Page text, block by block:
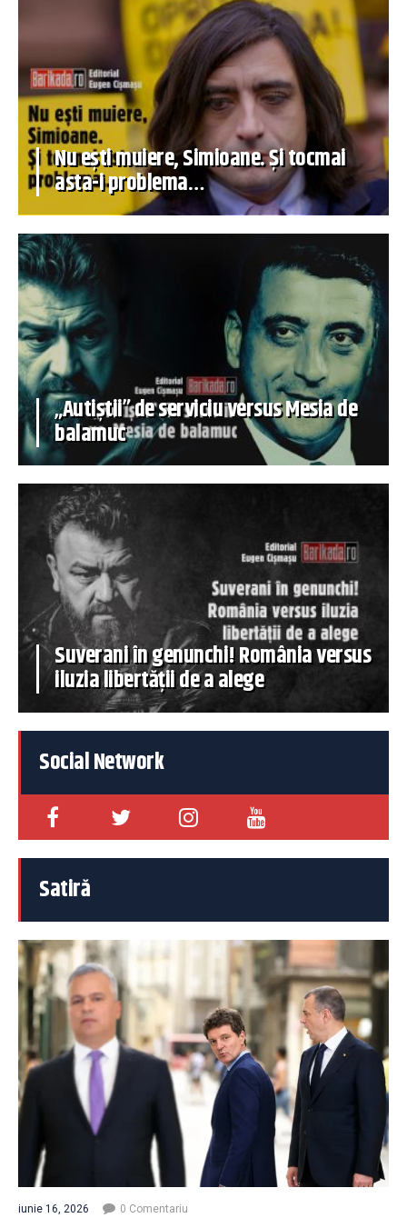
Nu ești muiere, Simioane. Și tocmai
asta-i problema…
„Autiștii” de serviciu versus Mesia de
balamuc
Suverani în genunchi! România versus
iluzia libertății de a alege
Social Network
Satiră
iunie 16, 2026 0 Comentariu